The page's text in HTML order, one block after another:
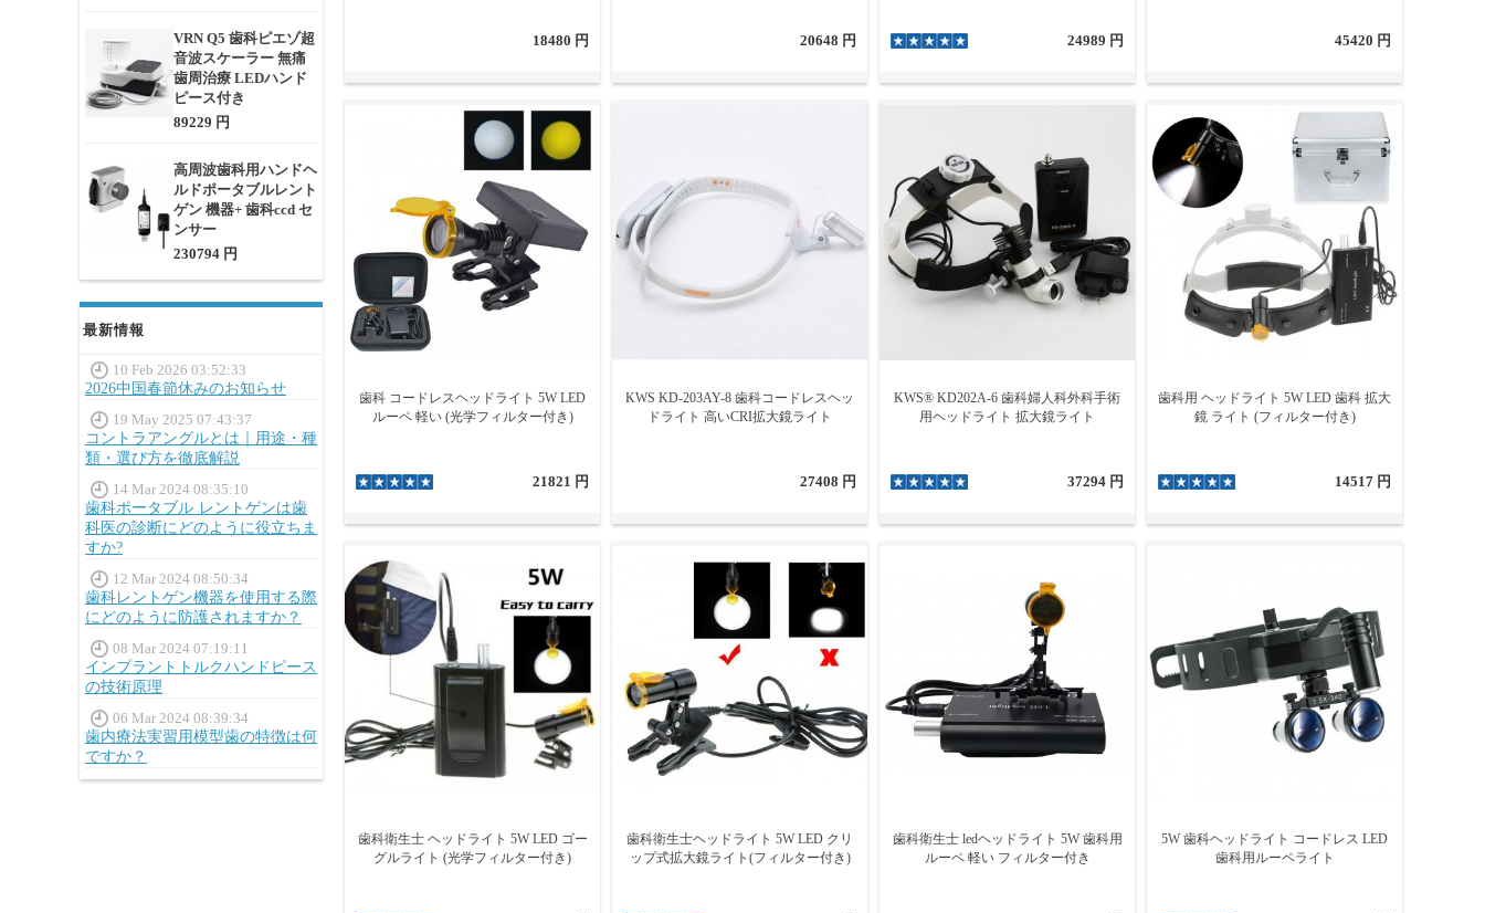
VRN Q5 歯科ピエゾ超
音波スケーラー 無痛
歯周治療 LEDハンド
ピース付き
89229 円
高周波歯科用ハンドヘ
ルドポータブルレント
ゲン 機器+ 歯科ccd セ
ンサー
230794 円
最新情報
10 Feb 2026 03:52:33
2026中国春節休みのお知らせ
19 May 2025 07:43:37
コントラアングルとは｜用途・種
類・選び方を徹底解説
14 Mar 2024 08:35:10
歯科ポータブル レントゲンは歯
科医の診断にどのように役立ちま
すか?
12 Mar 2024 08:50:34
歯科レントゲン機器を使用する際
にどのように防護されますか？
08 Mar 2024 07:19:11
インプラントトルクハンドピース
の技術原理
06 Mar 2024 08:39:34
歯内療法実習用模型歯の特徴は何
ですか？
18480 円 20648 円 24989 円 45420 円
歯科 コードレスヘッドライト 5W LED
ルーペ 軽い (光学フィルター付き)
21821 円
KWS KD-203AY-8 歯科コードレスヘッ
ドライト 高いCRI拡大鏡ライト
27408 円
KWS® KD202A-6 歯科婦人科外科手術
用ヘッドライト 拡大鏡ライト
37294 円
歯科用 ヘッドライト 5W LED 歯科 拡大
鏡 ライト (フィルター付き)
14517 円
歯科衛生士 ヘッドライト 5W LED ゴー
グルライト (光学フィルター付き)
歯科衛生士ヘッドライト 5W LED クリ
ップ式拡大鏡ライト(フィルター付き)
歯科衛生士 ledヘッドライト 5W 歯科用
ルーペ 軽い フィルター付き
5W 歯科ヘッドライト コードレス LED
歯科用ルーペライト